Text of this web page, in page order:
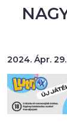
2024. Ápr. 29.